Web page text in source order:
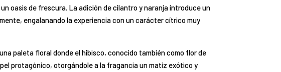
oasis de frescura. La adición de cilantro y naranja introduce un
engalanando la experiencia con un carácter cítrico muy
paleta floral donde el hibisco, conocido también como flor de
protagónico, otorgándole a la fragancia un matiz exótico y